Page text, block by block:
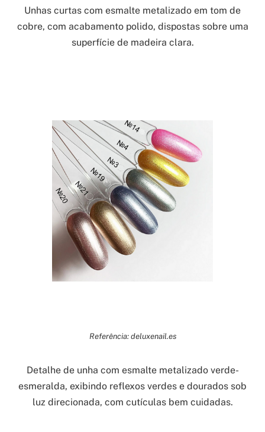
Unhas curtas com esmalte metalizado em tom de
cobre, com acabamento polido, dispostas sobre uma
superfície de madeira clara.
Referência: deluxenail.es
Detalhe de unha com esmalte metalizado verde-
esmeralda, exibindo reflexos verdes e dourados sob
luz direcionada, com cutículas bem cuidadas.